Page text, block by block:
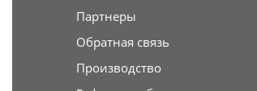
Партнеры
Обратная связь
Производство